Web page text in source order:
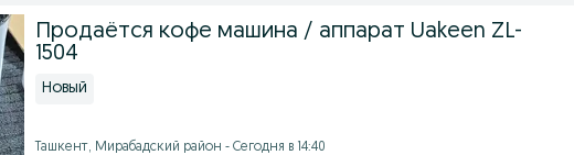
Продаётся кофе машина / аппарат Uakeen ZL-
1504
Новый
Ташкент, Мирабадский район - Сегодня в 14:40